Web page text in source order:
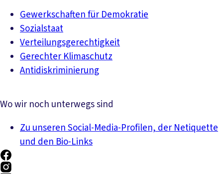
Gewerkschaften für Demokratie
Sozialstaat
Verteilungsgerechtigkeit
Gerechter Klimaschutz
Antidiskriminierung
Wo wir noch unterwegs sind
Zu unseren Social-Media-Profilen, der Netiquette
und den Bio-Links